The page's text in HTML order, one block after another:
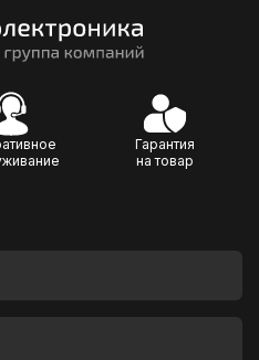
Гарантия
на товар